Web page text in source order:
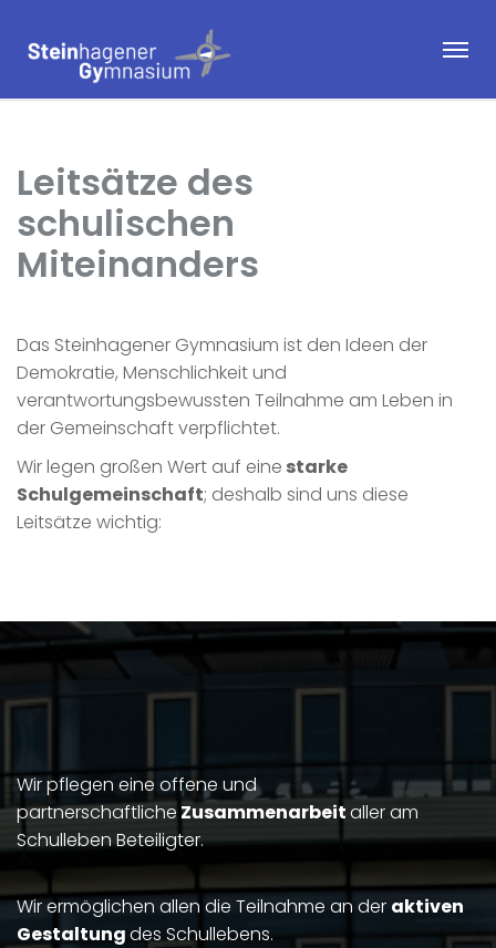
Leitsätze des
schulischen
Miteinanders
Das Steinhagener Gymnasium ist den Ideen der
Demokratie, Menschlichkeit und
verantwortungsbewussten Teilnahme am Leben in
der Gemeinschaft verpflichtet.
Wir legen großen Wert auf eine starke
Schulgemeinschaft; deshalb sind uns diese
Leitsätze wichtig:
Wir pflegen eine offene und
partnerschaftliche Zusammenarbeitaller am
Schulleben Beteiligter.
Wir ermöglichen allen die Teilnahme an der aktiven
Gestaltungdes Schullebens.